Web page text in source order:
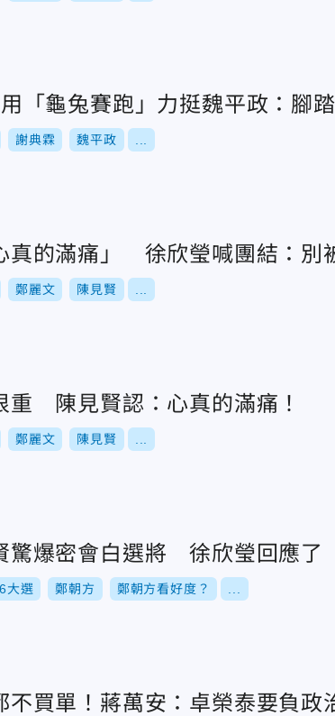
「龜兔賽跑」力挺魏平政：腳
謝典霖 魏平政
真的滿痛」 徐欣瑩喊團結：別
鄭麗文 陳見賢
重 陳見賢認：心真的滿痛！
鄭麗文 陳見賢
驚爆密會白選將 徐欣瑩回應了
大選 鄭朝方 鄭朝方看好度？
不買單！蔣萬安：卓榮泰要負政